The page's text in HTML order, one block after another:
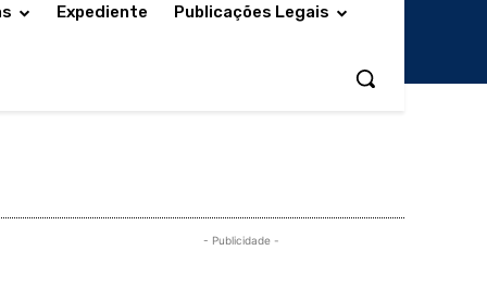
Expediente Publicações Legais
- Publicidade -